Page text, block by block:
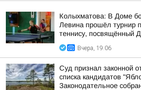
Колыхматова: В Доме
Левина прошёл турнир
теннису, посвящённый
Вчера, 19:06
Суд признал законной
списка кандидатов
Законодательное